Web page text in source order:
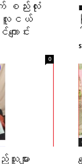
စည်းလုံး
လူငယ်
ာင်း
0
များ